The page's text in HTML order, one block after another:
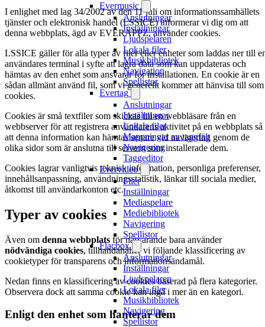
Evermusic
Anslutningar
Inställningar
Ljudspelaren
Lokala filer
Musikbibliotek
Navigation
Spellistor
Evertag
Anslutningar
Inställningar
Lokala filer
Mappningar av taggfält
Navigering
Taggeditor
Evervideo
Filer
Inställningar
Mediaspelare
Mediebibliotek
Navigering
Spellistor
Flacbox
Anslutningar
Inställningar
Ljudspelaren
Lokala filer
Musikbibliotek
Navigering
Spellistor
I enlighet med lag 34/2002 av den 11 juli om informationssamhällets
tjänster och elektronisk handel (LSSICE) informerar vi dig om att
denna webbplats, ägd av EVERAPPZ, använder cookies.
LSSICE gäller för alla typer av filer eller enheter som laddas ner till
användares terminal i syfte att lagra data som kan uppdateras och
hämtas av den enhet som ansvarar för installationen. En cookie är en
sådan allmänt använd fil, som vi generellt kommer att hänvisa till som
cookies.
Cookies är små textfiler som skickas till en webbläsare från en
webbserver för att registrera användarens aktivitet på en webbplats så
att denna information kan hämtas senare vid navigering genom de
olika sidor som är anslutna till servern som installerade dem.
Cookies lagrar vanligtvis teknisk information, personliga preferenser,
innehållsanpassning, användningsstatistik, länkar till sociala medier,
åtkomst till användarkonton etc.
Typer av cookies
Även om denna webbplats för närvarande bara använder
nödvändiga cookies, tillhandahåller vi följande klassificering av
cookietyper för transparens och informationsändamål.
Nedan finns en klassificering av cookies baserad på flera kategorier.
Observera dock att samma cookie kan ingå i mer än en kategori.
Enligt den enhet som hanterar dem